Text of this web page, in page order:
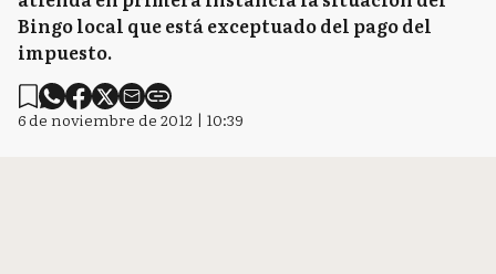
Bingo local que está exceptuado del pago del
impuesto.
6 de noviembre de 2012 | 10:39